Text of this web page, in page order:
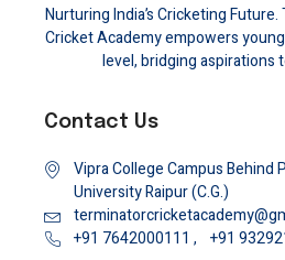
Nurturing India’s Cricketing
Cricket Academy empowers
level, bridging aspirations
Contact Us
Vipra College Campus Behind
University Raipur (C.G.)
+91 7642000111 ,
+91